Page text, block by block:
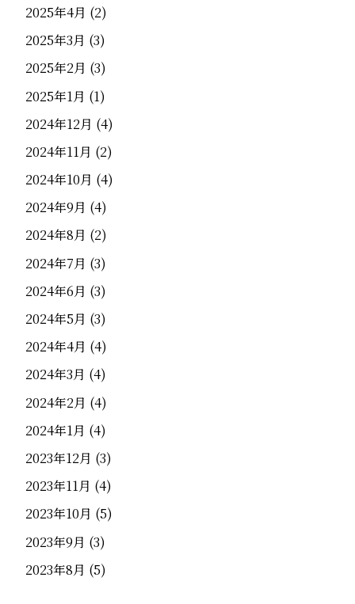
2025年4月 (2)
2025年3月 (3)
2025年2月 (3)
2025年1月 (1)
2024年12月 (4)
2024年11月 (2)
2024年10月 (4)
2024年9月 (4)
2024年8月 (2)
2024年7月 (3)
2024年6月 (3)
2024年5月 (3)
2024年4月 (4)
2024年3月 (4)
2024年2月 (4)
2024年1月 (4)
2023年12月 (3)
2023年11月 (4)
2023年10月 (5)
2023年9月 (3)
2023年8月 (5)